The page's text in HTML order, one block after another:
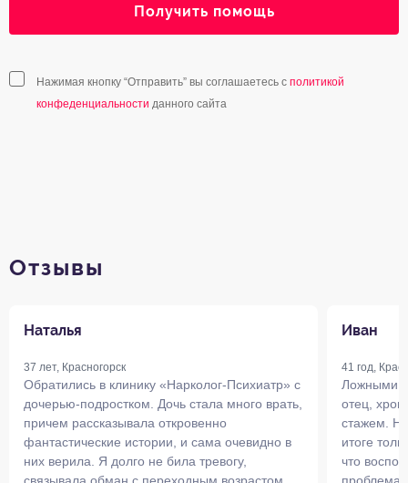
Получить помощь
Нажимая кнопку “Отправить” вы соглашаетесь с политикой
конфеденциальности данного сайта
Отзывы
Наталья
37 лет, Красногорск
Обратились в клинику «Нарколог-Психиатр» с
дочерью-подростком. Дочь стала много врать,
причем рассказывала откровенно
фантастические истории, и сама очевидно в
них верила. Я долго не била тревогу,
Иван
41 год,
Ложными
отец,
стажем.
итоге
что